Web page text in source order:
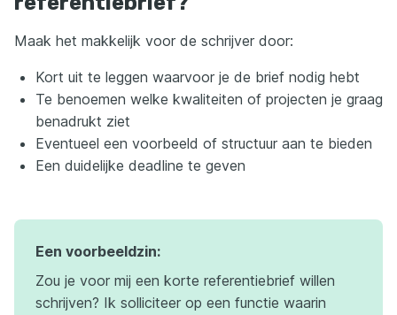
Maak het makkelijk voor de schrijver door:
Kort uit te leggen waarvoor je de brief nodig hebt
Te benoemen welke kwaliteiten of projecten je graag
benadrukt ziet
Eventueel een voorbeeld of structuur aan te bieden
Een duidelijke deadline te geven
Een voorbeeldzin:
Zou je voor mij een korte referentiebrief willen
schrijven? Ik solliciteer op een functie waarin